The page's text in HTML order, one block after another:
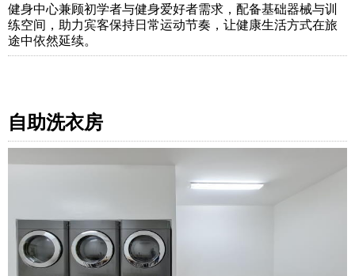
健身中心兼顾初学者与健身爱好者需求，配备基础器械与训
练空间，助力宾客保持日常运动节奏，让健康生活方式在旅
途中依然延续。
自助洗衣房